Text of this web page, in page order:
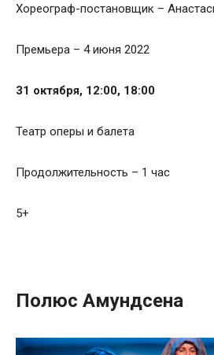
Хореограф-постановщик –
Премьера – 4 июня 2022
31 октября, 12:00, 18:00
Театр оперы и балета
Продолжительность – 1 час
5+
Полюс Амундсена